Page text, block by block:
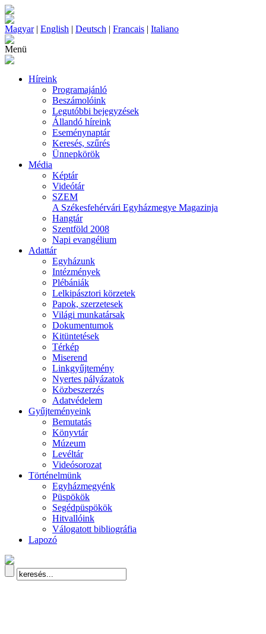
Magyar| English | Deutsch | Francais | Italiano
Menü
Híreink
Programajánló
Beszámolóink
Legutóbbi bejegyzések
Állandó híreink
Eseménynaptár
Keresés, szűrés
Ünnepkörök
Média
Képtár
Videótár
SZEM
A Székesfehérvári Egyházmegye Magazinja
Hangtár
Szentföld 2008
Napi evangélium
Adattár
Egyházunk
Intézmények
Plébániák
Lelkipásztori körzetek
Papok, szerzetesek
Világi munkatársak
Dokumentumok
Kitüntetések
Térkép
Miserend
Linkgyűjtemény
Nyertes pályázatok
Közbeszerzés
Adatvédelem
Gyűjteményeink
Bemutatás
Könyvtár
Múzeum
Levéltár
Videósorozat
Történelmünk
Egyházmegyénk
Püspökök
Segédpüspökök
Hitvallóink
Válogatott bibliográfia
Lapozó